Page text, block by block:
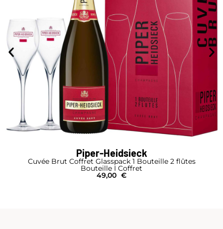
Piper-Heidsieck
Cuvée Brut Coffret Glasspack 1 Bouteille 2 flûtes
Bouteille I Coffret
49,00 €